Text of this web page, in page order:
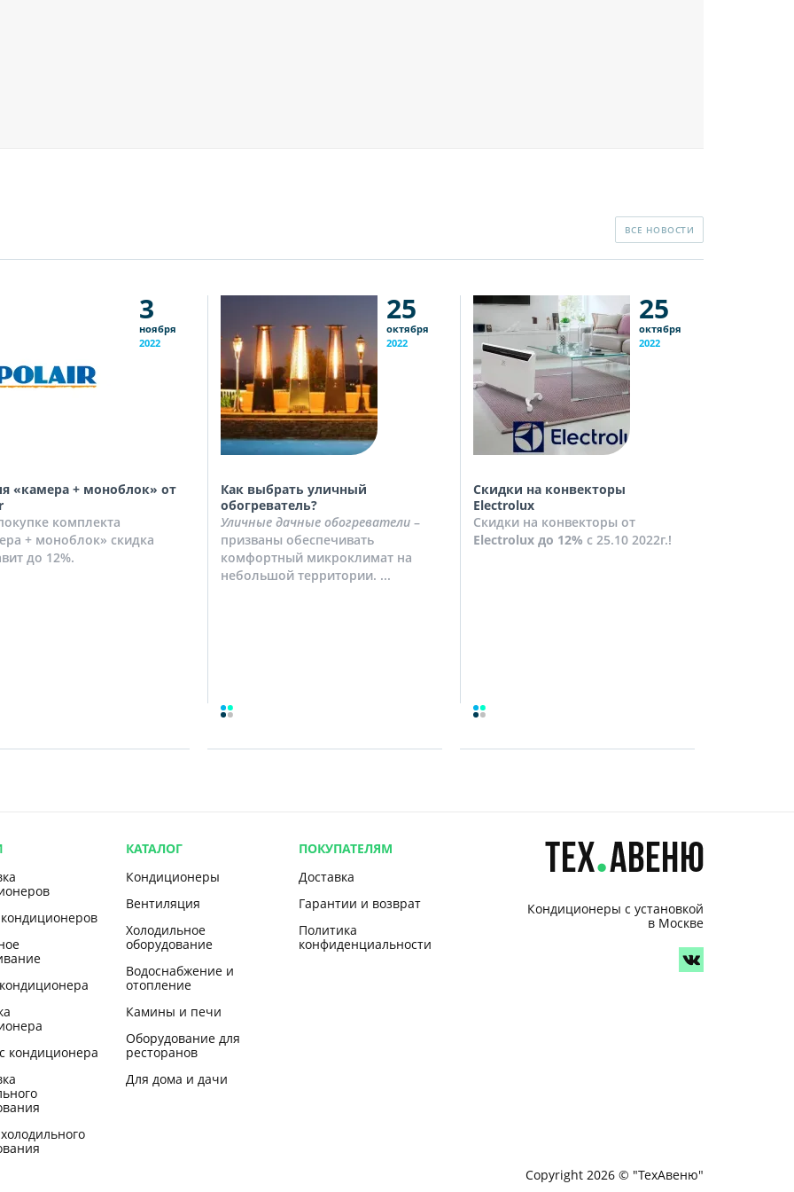
ВСЕ НОВОСТИ
3
ноября
2022
«камера + моноблок» от
комплекта
+ моноблок» скидка
до 12%.
25
октября
2022
Как выбрать уличный
обогреватель?
Уличные дачные обогреватели –
призваны обеспечивать
комфортный микроклимат на
небольшой территории. ...
25
октября
2022
Скидки на конвекторы
Electrolux
Скидки на конвекторы от
Electrolux до 12% с 25.10 2022г.!
кондиционера
КАТАЛОГ
Кондиционеры
Вентиляция
Холодильное
оборудование
Водоснабжение и
отопление
Камины и печи
Оборудование для
ресторанов
Для дома и дачи
ПОКУПАТЕЛЯМ
Доставка
Гарантии и возврат
Политика
конфиденциальности
Кондиционеры с установкой
в Москве
Copyright 2026 © "ТехАвеню"